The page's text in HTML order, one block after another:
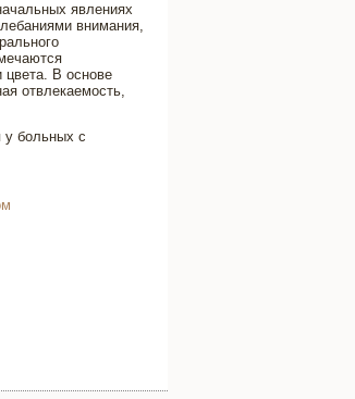
явлениях
внимания,
цвета. В основе
отвлекаемость,
у больных с